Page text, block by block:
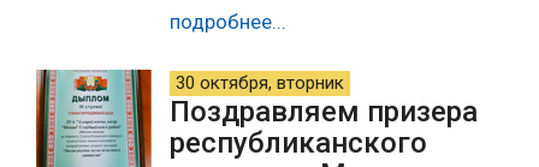
подробнее...
30 октября, вторник
Поздравляем призера
республиканского